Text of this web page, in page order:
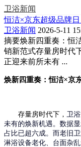
卫浴新闻
恒洁×京东超级品牌
卫浴新闻 2026-5-11
摘要焕新四重奏：恒
销新范式存量房时代
正迎来前所未有 ...
焕新四重奏：恒洁×京
存量房时代下 ， 卫
未有的焕新机遇。数据
占比已超六成。而老旧
淋浴设备老化、 台面杂